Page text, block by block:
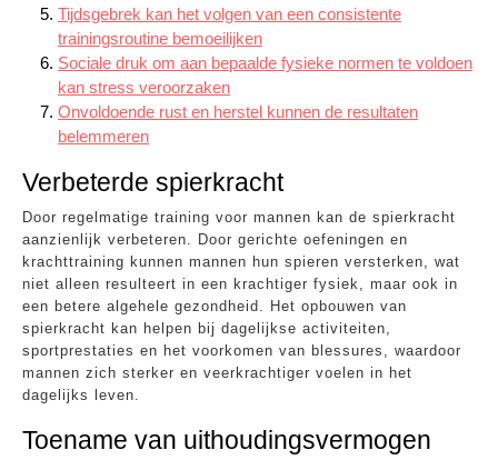
Tijdsgebrek kan het volgen van een consistente
trainingsroutine bemoeilijken
Sociale druk om aan bepaalde fysieke normen te voldoen
kan stress veroorzaken
Onvoldoende rust en herstel kunnen de resultaten
belemmeren
Verbeterde spierkracht
Door regelmatige training voor mannen kan de spierkracht
aanzienlijk verbeteren. Door gerichte oefeningen en
krachttraining kunnen mannen hun spieren versterken, wat
niet alleen resulteert in een krachtiger fysiek, maar ook in
een betere algehele gezondheid. Het opbouwen van
spierkracht kan helpen bij dagelijkse activiteiten,
sportprestaties en het voorkomen van blessures, waardoor
mannen zich sterker en veerkrachtiger voelen in het
dagelijks leven.
Toename van uithoudingsvermogen